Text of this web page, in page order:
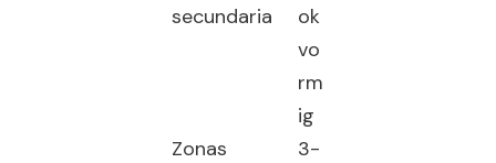
secundaria
ok
vo
rm
ig
Zonas
3-